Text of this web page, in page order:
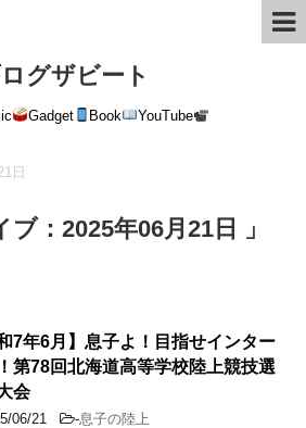
グザビート
Gadget Book YouTube
日
ブ：2025年06月21日 」
和7年6月】息子よ！目指せインター
第78回北海道高等学校陸上競技選
会
06/21 -息子の陸上